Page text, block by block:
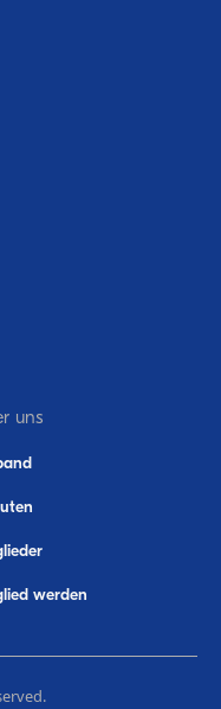
uns
werden